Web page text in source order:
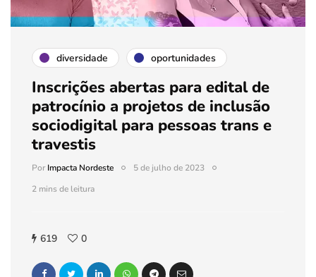
diversidade oportunidades
Inscrições abertas para edital de
patrocínio a projetos de inclusão
sociodigital para pessoas trans e
travestis
PorImpacta Nordeste
5 de julho de 2023
2 mins de leitura
619 0